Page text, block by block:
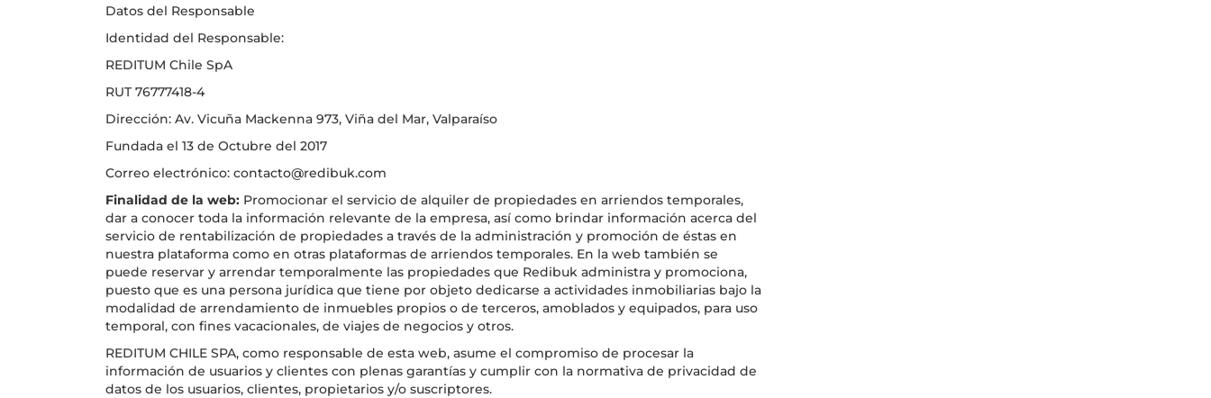
Datos del Responsable
Identidad del Responsable:
REDITUM Chile SpA
RUT 76777418-4
Dirección: Av. Vicuña Mackenna 973, Viña del Mar, Valparaíso
Fundada el 13 de Octubre del 2017
Correo electrónico: contacto@redibuk.com
Finalidad de la web: Promocionar el servicio de alquiler de propiedades en arriendos temporales,
dar a conocer toda la información relevante de la empresa, así como brindar información acerca del
servicio de rentabilización de propiedades a través de la administración y promoción de éstas en
nuestra plataforma como en otras plataformas de arriendos temporales. En la web también se
puede reservar y arrendar temporalmente las propiedades que Redibuk administra y promociona,
puesto que es una persona jurídica que tiene por objeto dedicarse a actividades inmobiliarias bajo la
modalidad de arrendamiento de inmuebles propios o de terceros, amoblados y equipados, para uso
temporal, con fines vacacionales, de viajes de negocios y otros.
REDITUM CHILE SPA, como responsable de esta web, asume el compromiso de procesar la
información de usuarios y clientes con plenas garantías y cumplir con la normativa de privacidad de
datos de los usuarios, clientes, propietarios y/o suscriptores.